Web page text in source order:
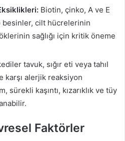
Biotin, çinko, A ve E
cilt hücrelerinin
sağlığı için kritik öneme
tavuk, sığır eti veya tahıl
alerjik reaksiyon
sürekli kaşıntı, kızarıklık ve tüy
Faktörler